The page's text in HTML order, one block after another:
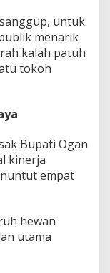
untuk
menarik
kalah patuh
tokoh
Bupati Ogan
kinerja
empat
hewan
utama